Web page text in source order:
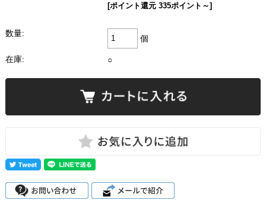
[ポイント還元 335ポイント～]
数量:
個
在庫: ○